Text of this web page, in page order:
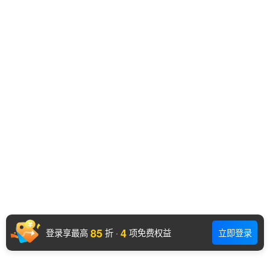
登录享最高 85 折 · 4 项免费权益 立即登录